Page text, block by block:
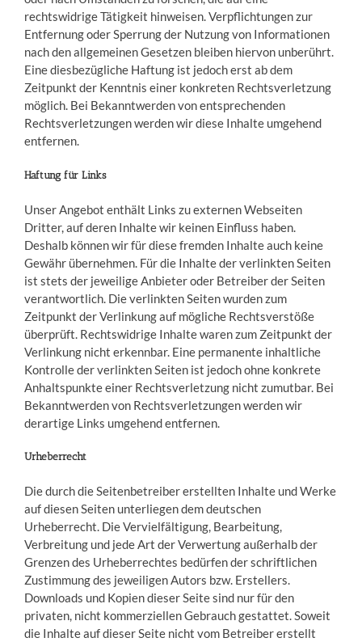
rechtswidrige Tätigkeit hinweisen. Verpflichtungen zur
Entfernung oder Sperrung der Nutzung von Informationen
nach den allgemeinen Gesetzen bleiben hiervon unberührt.
Eine diesbezügliche Haftung ist jedoch erst ab dem
Zeitpunkt der Kenntnis einer konkreten Rechtsverletzung
möglich. Bei Bekanntwerden von entsprechenden
Rechtsverletzungen werden wir diese Inhalte umgehend
entfernen.
Haftung für Links
Unser Angebot enthält Links zu externen Webseiten
Dritter, auf deren Inhalte wir keinen Einfluss haben.
Deshalb können wir für diese fremden Inhalte auch keine
Gewähr übernehmen. Für die Inhalte der verlinkten Seiten
ist stets der jeweilige Anbieter oder Betreiber der Seiten
verantwortlich. Die verlinkten Seiten wurden zum
Zeitpunkt der Verlinkung auf mögliche Rechtsverstöße
überprüft. Rechtswidrige Inhalte waren zum Zeitpunkt der
Verlinkung nicht erkennbar. Eine permanente inhaltliche
Kontrolle der verlinkten Seiten ist jedoch ohne konkrete
Anhaltspunkte einer Rechtsverletzung nicht zumutbar. Bei
Bekanntwerden von Rechtsverletzungen werden wir
derartige Links umgehend entfernen.
Urheberrecht
Die durch die Seitenbetreiber erstellten Inhalte und Werke
auf diesen Seiten unterliegen dem deutschen
Urheberrecht. Die Vervielfältigung, Bearbeitung,
Verbreitung und jede Art der Verwertung außerhalb der
Grenzen des Urheberrechtes bedürfen der schriftlichen
Zustimmung des jeweiligen Autors bzw. Erstellers.
Downloads und Kopien dieser Seite sind nur für den
privaten, nicht kommerziellen Gebrauch gestattet. Soweit
die Inhalte auf dieser Seite nicht vom Betreiber erstellt